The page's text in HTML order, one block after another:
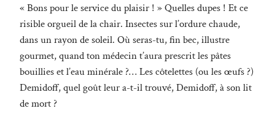
« Bons pour le service du plaisir ! » Quelles dupes ! Et ce
risible orgueil de la chair. Insectes sur l’ordure chaude,
dans un rayon de soleil. Où seras-tu, fin bec, illustre
gourmet, quand ton médecin t’aura prescrit les pâtes
bouillies et l’eau minérale ?… Les côtelettes (ou les œufs ?)
Demidoff, quel goût leur a-t-il trouvé, Demidoff, à son lit
de mort ?